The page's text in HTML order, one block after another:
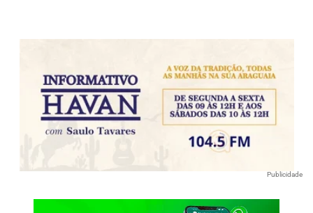
Publicidade